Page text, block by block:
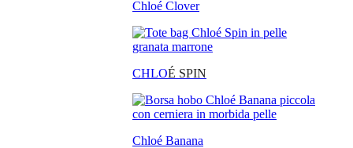
Chloé Clover
CHLOÉ SPIN
Chloé Banana